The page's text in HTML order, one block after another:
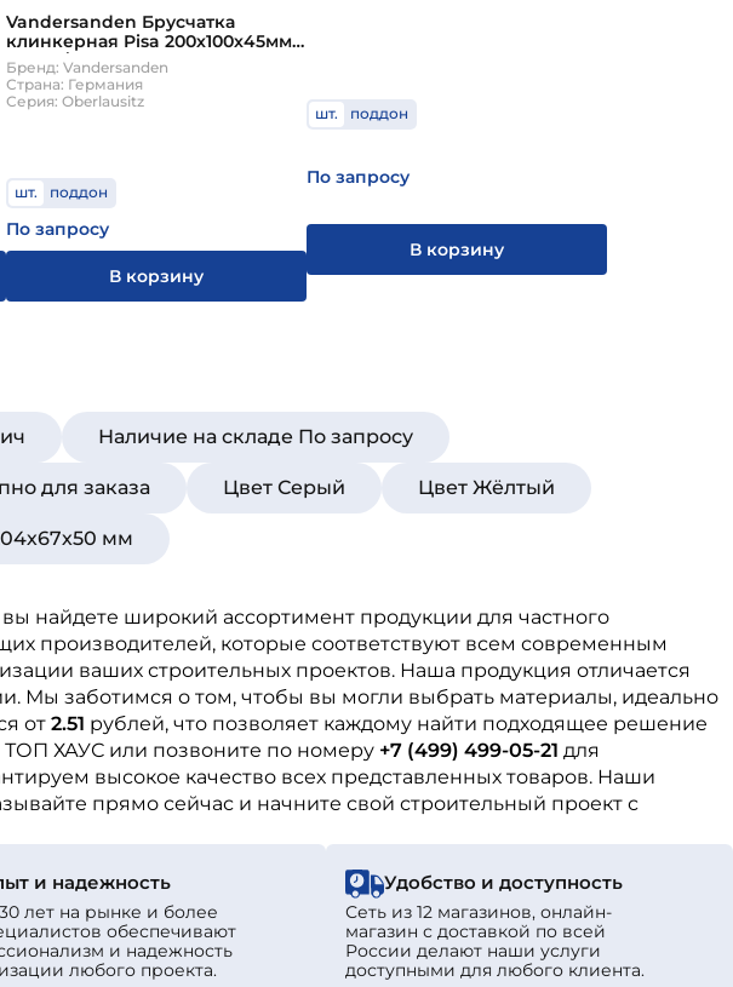
Vandersanden Брусчатка
клинкерная Pisa 200х100х45мм
630шт/пд
Бренд: Vandersanden
Страна: Германия
Серия: Oberlausitz
шт. поддон
По запросу
В корзину
шт. поддон
По запросу
В корзину
Наличие на складе По запросу
для заказа Цвет Серый Цвет Жёлтый
мм
найдете широкий ассортимент продукции для частного
производителей, которые соответствуют всем современным
ваших строительных проектов. Наша продукция отличается
Мы заботимся о том, чтобы вы могли выбрать материалы, идеально
от 2.51 рублей, что позволяет каждому найти подходящее решение
ТОП ХАУС или позвоните по номеру +7 (499) 499-05-21 для
высокое качество всех представленных товаров. Наши
прямо сейчас и начните свой строительный проект с
и надежность
лет на рынке и более
обеспечивают
и надежность
любого проекта.
Удобство и доступность
Сеть из 12 магазинов, онлайн-
магазин с доставкой по всей
России делают наши услуги
доступными для любого клиента.